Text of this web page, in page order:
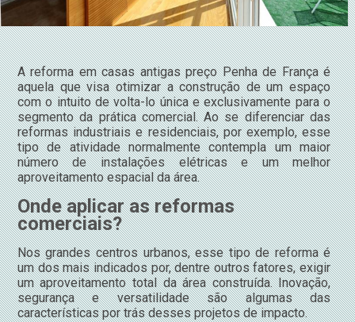
A reforma em casas antigas preço Penha de França é
aquela que visa otimizar a construção de um espaço
com o intuito de volta-lo única e exclusivamente para o
segmento da prática comercial. Ao se diferenciar das
reformas industriais e residenciais, por exemplo, esse
tipo de atividade normalmente contempla um maior
número de instalações elétricas e um melhor
aproveitamento espacial da área.
Onde aplicar as reformas
comerciais?
Nos grandes centros urbanos, esse tipo de reforma é
um dos mais indicados por, dentre outros fatores, exigir
um aproveitamento total da área construída. Inovação,
segurança e versatilidade são algumas das
características por trás desses projetos de impacto.